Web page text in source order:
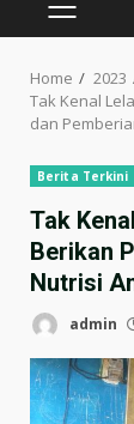
PRIMARY
Home 2023
Tak Kenal
dan
Berita Terkini
Tak
Berikan
Nutrisi
admin